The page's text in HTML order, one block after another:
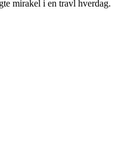
mirakel i en travl hverdag.